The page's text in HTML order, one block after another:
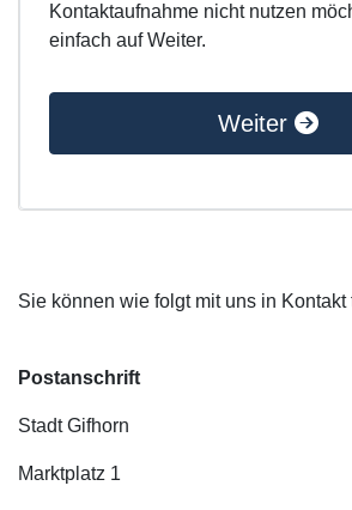
Kontaktaufnahme nicht nutzen
einfach auf Weiter.
Weiter
Sie können wie folgt mit uns in Kontakt
Postanschrift
Stadt Gifhorn
Marktplatz 1